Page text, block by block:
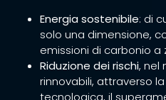
Energia sostenibile: di
solo una dimensione,
emissioni di carbonio a
Riduzione dei rischi, nel
rinnovabili, attraverso
tecnologica, il